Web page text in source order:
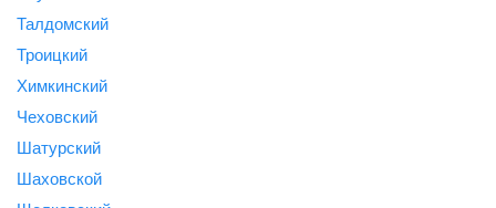
Талдомский
Троицкий
Химкинский
Чеховский
Шатурский
Шаховской